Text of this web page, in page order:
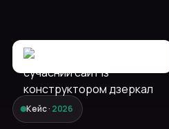
Кейс · 2026